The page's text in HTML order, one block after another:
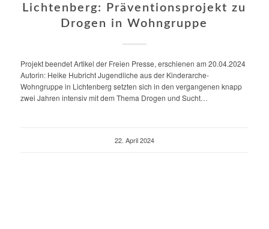
Lichtenberg: Präventionsprojekt zu
Drogen in Wohngruppe
Projekt beendet Artikel der Freien Presse, erschienen am 20.04.2024
Autorin: Heike Hubricht Jugendliche aus der Kinderarche-
Wohngruppe in Lichtenberg setzten sich in den vergangenen knapp
zwei Jahren intensiv mit dem Thema Drogen und Sucht…
22. April 2024